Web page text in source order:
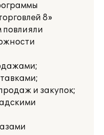
8»
повлияли
и закупок;